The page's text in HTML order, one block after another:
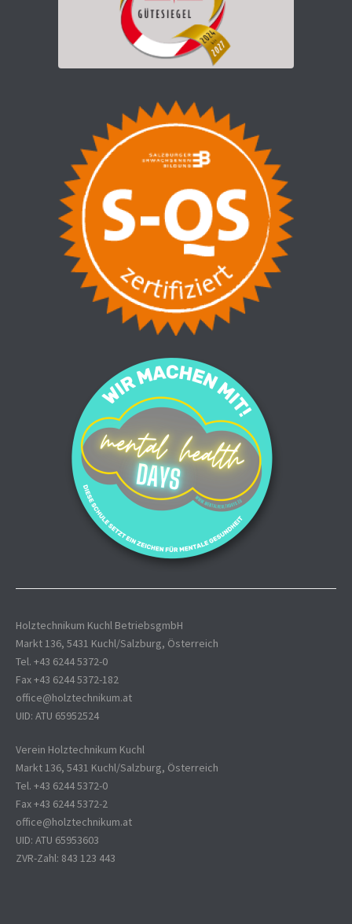
Holztechnikum Kuchl BetriebsgmbH
Markt 136, 5431 Kuchl/Salzburg, Österreich
Tel. +43 6244 5372-0
Fax +43 6244 5372-182
office@holztechnikum.at
UID: ATU 65952524
Verein Holztechnikum Kuchl
Markt 136, 5431 Kuchl/Salzburg, Österreich
Tel. +43 6244 5372-0
Fax +43 6244 5372-2
office@holztechnikum.at
UID: ATU 65953603
ZVR-Zahl: 843 123 443